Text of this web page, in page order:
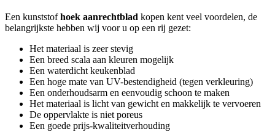
Een kunststofhoek aanrechtblad kopen kent veel voordelen, de
belangrijkste hebben wij voor u op een rij gezet:
Het materiaal is zeer stevig
Een breed scala aan kleuren mogelijk
Een waterdicht keukenblad
Een hoge mate van UV-bestendigheid (tegen verkleuring)
Een onderhoudsarm en eenvoudig schoon te maken
Het materiaal is licht van gewicht en makkelijk te vervoeren
De oppervlakte is niet poreus
Een goede prijs-kwaliteitverhouding